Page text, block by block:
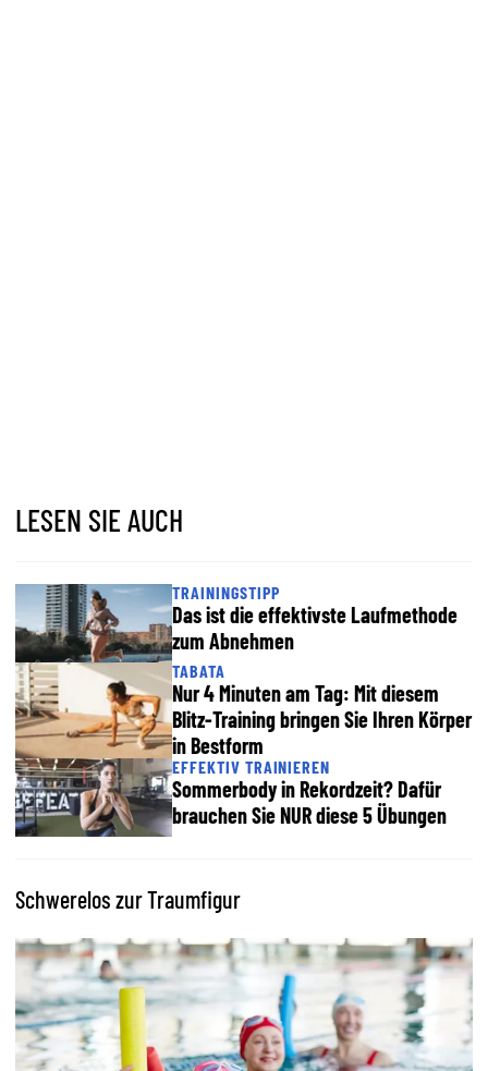
LESEN SIE AUCH
TRAININGSTIPP
Das ist die effektivste Laufmethode
zum Abnehmen
TABATA
Nur 4 Minuten am Tag: Mit diesem
Blitz-Training bringen Sie Ihren Körper
in Bestform
EFFEKTIV TRAINIEREN
Sommerbody in Rekordzeit? Dafür
brauchen Sie NUR diese 5 Übungen
Schwerelos zur Traumfigur